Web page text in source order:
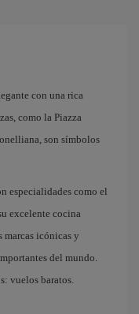
con una rica
como la Piazza
son símbolos
especialidades como el
excelente cocina
marcas icónicas y
del mundo.
vuelos baratos.